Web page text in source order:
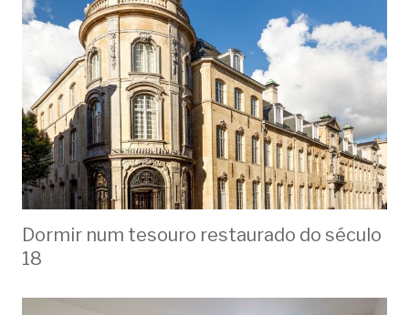
Dormir num tesouro restaurado do século
18